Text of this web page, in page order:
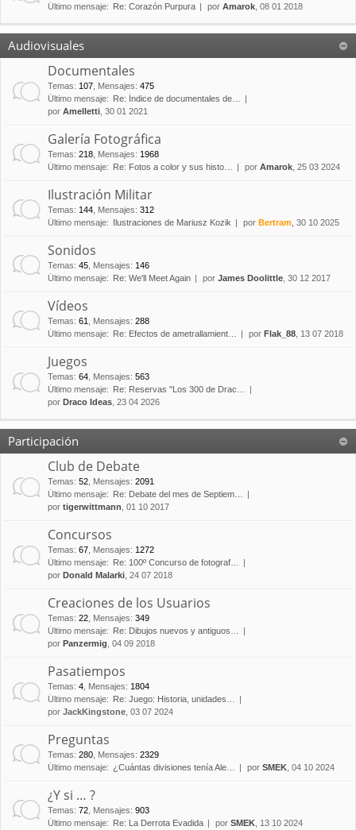
Último mensaje:
Re: Corazón Purpura por Amarok , 08 01 2018
Audiovisuales
Documentales
Temas: 107 Mensajes: 475
Último mensaje:
Re: Índice de documentales de…
por Amelletti , 30 01 2021
Galería Fotográfica
Temas: 218 Mensajes: 1968
Último mensaje:
Re: Fotos a color y sus histo… por Amarok , 25 03 2024
Ilustración Militar
Temas: 144 Mensajes: 312
Último mensaje:
Ilustraciones de Mariusz Kozik por Bertram , 30 10 2025
Sonidos
Temas: 45 Mensajes: 146
Último mensaje:
Re: We'll Meet Again por James Doolittle , 30 12 2017
Vídeos
Temas: 61 Mensajes: 288
Último mensaje:
Re: Efectos de ametrallamient… por Flak_88 , 13 07 2018
Juegos
Temas: 64 Mensajes: 563
Último mensaje:
Re: Reservas "Los 300 de Drac…
por Draco Ideas , 23 04 2026
Participación
Club de Debate
Temas: 52 Mensajes: 2091
Último mensaje:
Re: Debate del mes de Septiem…
por tigerwittmann , 01 10 2017
Concursos
Temas: 67 Mensajes: 1272
Último mensaje:
Re: 100º Concurso de fotograf…
por Donald Malarki , 24 07 2018
Creaciones de los Usuarios
Temas: 22 Mensajes: 349
Último mensaje:
Re: Dibujos nuevos y antiguos…
por Panzermig , 04 09 2018
Pasatiempos
Temas: 4 Mensajes: 1804
Último mensaje:
Re: Juego: Historia, unidades…
por JackKingstone , 03 07 2024
Preguntas
Temas: 280 Mensajes: 2329
Último mensaje: ¿Cuántas divisiones tenía Ale… por SMEK , 04 10 2024
¿Y si … ?
Temas: 72 Mensajes: 903
Último mensaje:
Re: La Derrota Evadida por SMEK , 13 10 2024